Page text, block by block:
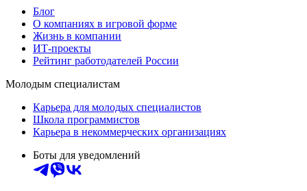
Блог
О компаниях в игровой форме
Жизнь в компании
ИТ-проекты
Рейтинг работодателей России
Молодым специалистам
Карьера для молодых специалистов
Школа программистов
Карьера в некоммерческих организациях
Боты для уведомлений